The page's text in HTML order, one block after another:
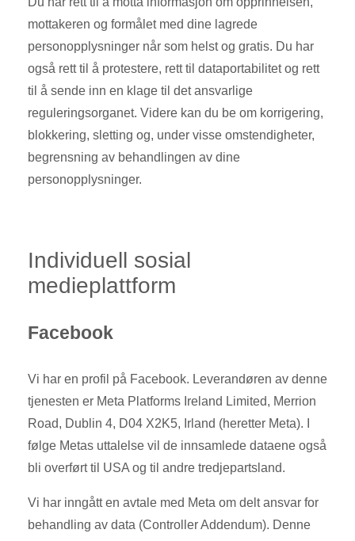
mottakeren og formålet med dine lagrede
personopplysninger når som helst og gratis. Du har
også rett til å protestere, rett til dataportabilitet og rett
til å sende inn en klage til det ansvarlige
reguleringsorganet. Videre kan du be om korrigering,
blokkering, sletting og, under visse omstendigheter,
begrensning av behandlingen av dine
personopplysninger.
Individuell sosial
medieplattform
Facebook
Vi har en profil på Facebook. Leverandøren av denne
tjenesten er Meta Platforms Ireland Limited, Merrion
Road, Dublin 4, D04 X2K5, Irland (heretter Meta). I
følge Metas uttalelse vil de innsamlede dataene også
bli overført til USA og til andre tredjepartsland.
Vi har inngått en avtale med Meta om delt ansvar for
behandling av data (Controller Addendum). Denne